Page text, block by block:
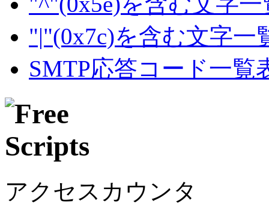
"|"(0x7c)を含む文字一
SMTP応答コード一覧
アクセスカウンタ